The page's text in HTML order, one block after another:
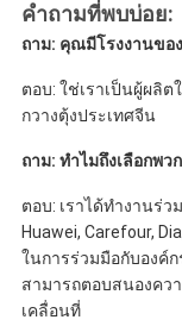
คำถามที่พบบ่อย:
ถาม: คุณมีโรงงานขอ
ตอบ: ใช่เราเป็นผู้ผลิ
กวางตุ้งประเทศจีน
ถาม: ทำไมถึงเลือกพว
ตอบ: เราได้ทำงานร่ว
Huawei, Carefour,
ในการร่วมมือกับองค์
สามารถตอบสนองคว
เคลื่อนที่